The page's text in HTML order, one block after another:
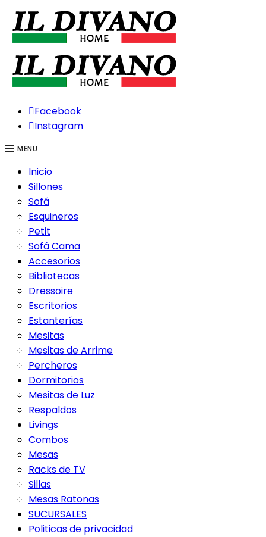
Facebook
Instagram
MENU
Inicio
Sillones
Sofá
Esquineros
Petit
Sofá Cama
Accesorios
Bibliotecas
Dressoire
Escritorios
Estanterías
Mesitas
Mesitas de Arrime
Percheros
Dormitorios
Mesitas de Luz
Respaldos
Livings
Combos
Mesas
Racks de TV
Sillas
Mesas Ratonas
SUCURSALES
Politicas de privacidad